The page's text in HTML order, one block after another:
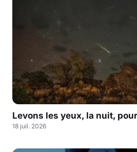
Levons les yeux, la nuit,
18 juil. 2026